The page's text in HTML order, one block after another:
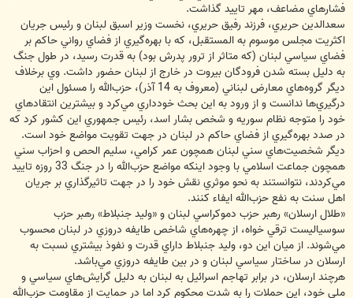
فشارهاي مضاعف، مهر تاييد گذاشت.
سعدالدين حريري، فرزند رفيق حريري، نخست وزير اسبق لبنان و رئيس جريان
اكثريت مجلس موسوم به المستقبل، كه با بهره‌گيري از فضاي رواني حاكم بر
فضاي سياسي لبنان (كه متاثر از ترور پدرش بود) به قدرت رسيد، در طول جنگ
به دليل بسته شدن فرودگان بيروت در خارج از لبنان حضور داشت. وي برخلاف
ديگر گروه‌هاي معارض لبناني (معروف به 14 آذر)، حزب‌الله را مسئول اين
درگيري‌ها ندانست و از ورود به اين بحث خودداري مي‌كرد و بيشترين انتقادهاي
خود را متوجه نظام سوريه و شخص بشار اسد، رئيس جمهوري اين كشور كرد كه
در صدد بهره‌گيري از فضاي حاكم در لبنان در جهت تقويت مواضع خود است.
ديگر شخصيت‌هاي سني لبنان همچون عمر كرامي، سليم الحص و احزاب سني
همچون جماعت اسلامي با وجود اينكه مواضع حزب‌الله را در جنگ 33 روزه تاييد
مي‌كردند، نتوانستند به نحو موثري نقش خود را در جهت تاثيرگذاري بر جريان
اهل سنت به نفع حزب‌الله ايفاء كنند.
«طلال ارسلان» رهبر حزب دموكراسي لبنان و «وليد جنبلاط» رهبر حزب
سوسياليست ترقي خواه، از چهره‌هاي شاخص طايفه دروزي در لبنان محسوب
مي‌شوند. از ميان اين دو، وليد جنبلاط داراي قدرت و نفوذ بيشتري نسبت به
ارسلان در ساختار سياسي لبنان و در بين طايفه دروزي مي‌باشد.
هرچند ارسلان، در برابر تهاجم اسرائيل به لبنان به دليل گرايش‌هاي سياسي و
ملي خود، اين حملات را به شدت محكوم كرد اما در حمايت از مقاومت حزب‌الله